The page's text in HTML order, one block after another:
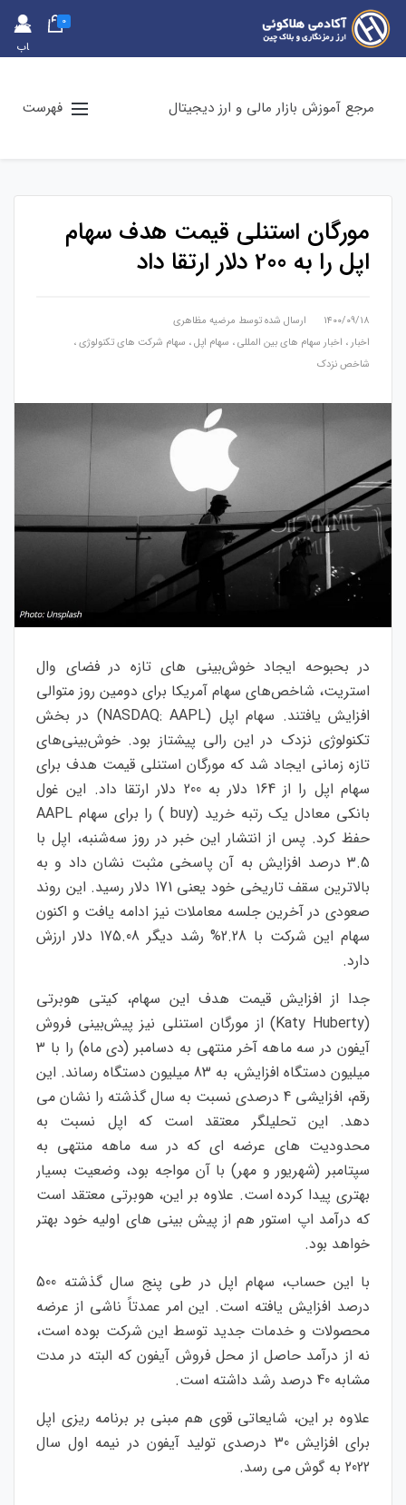
حس
اب
0
مرجع آموزش بازار مالی و ارز دیجیتال فهرست
مورگان استنلی قیمت هدف سهام
اپل را به 200 دلار ارتقا داد
۱۴۰۰/۰۹/۱۸ ارسال شده توسط مرضیه مظاهری
اخبار ، اخبار سهام های بین المللی، سهام اپل، سهام شرکت های تکنولوژی،
شاخص نزدک
در بحبوحه ایجاد خوش‌بینی های تازه در فضای وال
استریت، شاخص‌های سهام آمریکا برای دومین روز متوالی
افزایش یافتند. سهام اپل (NASDAQ: AAPL) در بخش
تکنولوژی نزدک در این رالی پیشتاز بود. خوش‌بینی‌های
تازه زمانی ایجاد شد که مورگان استنلی قیمت هدف برای
سهام اپل را از 164 دلار به 200 دلار ارتقا داد. این غول
بانکی معادل یک رتبه خرید (buy
) را برای سهام AAPL
حفظ کرد. پس از انتشار این خبر در روز سه‌شنبه، اپل با
3.5 درصد افزایش به آن پاسخی مثبت نشان داد و به
بالاترین سقف تاریخی خود یعنی 171 دلار رسید. این روند
صعودی در آخرین جلسه معاملات نیز ادامه یافت و اکنون
سهام این شرکت با 2.28% رشد دیگر 175.08 دلار ارزش
دارد.
جدا از افزایش قیمت هدف این سهام، کیتی هوبرتی
(Katy Huberty) از مورگان استنلی نیز پیش‌بینی فروش
آیفون در سه ماهه آخر منتهی به دسامبر (دی ماه) را با 3
میلیون دستگاه افزایش، به 83 میلیون دستگاه رساند. این
رقم، افزایشی 4 درصدی نسبت به سال گذشته را نشان می
دهد. این تحلیلگر معتقد است که اپل نسبت به
محدودیت های عرضه ای که در سه ماهه منتهی به
سپتامبر (شهریور و مهر) با آن مواجه بود، وضعیت بسیار
بهتری پیدا کرده است. علاوه بر این، هوبرتی معتقد است
که درآمد اپ استور هم از پیش بینی های اولیه خود بهتر
خواهد بود.
با این حساب، سهام اپل در طی پنج سال گذشته 500
درصد افزایش یافته است. این امر عمدتاً ناشی از عرضه
محصولات و خدمات جدید توسط این شرکت بوده است،
نه از درآمد حاصل از محل فروش آیفون که البته در مدت
مشابه 40 درصد رشد داشته است.
علاوه بر این، شایعاتی قوی هم مبنی بر برنامه ریزی اپل
برای افزایش 30 درصدی تولید آیفون در نیمه اول سال
2022 به گوش می رسد.